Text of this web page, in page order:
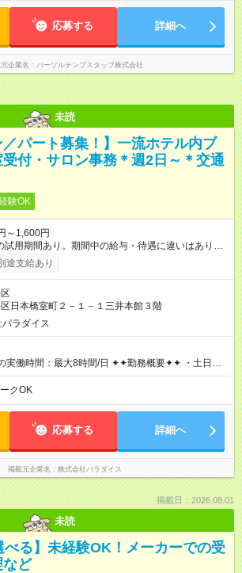
応募する 詳細へ
企業名 パーソルテンプスタッフ株式会社
未読
／パート募集！】一流ホテル内ブ
付・サロン事務＊週2日～＊交通
験OK
～1,600円
用期間あり。期間中の給与・待遇に違いはありま
⼒を考慮して決定します。 【試用期間】試用期
期間の長さ：3ヶ月 雇用形態、給与は本採用時と同
途支給あり
日本橋室町２－１－１三井本館３階
ラダイス
実働時間：最大8時間/日 ✦✦勤務概要✦✦ ・土日祝
ける方を優遇！ ・シフト制 平日：10時～19時の
7時～21時の間 ・マンダリンオリエンタル東京を
クOK
応募する 詳細へ
掲載元企業名 株式会社パラダイス
掲載日：2026.08.01
未読
べる】未経験OK！メーカーでの受
など